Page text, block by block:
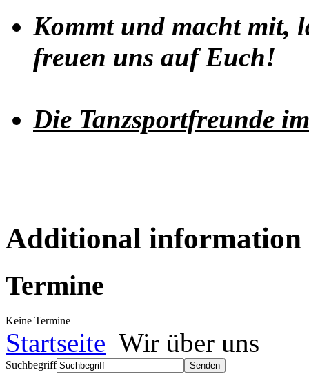
Kommt und macht mit,
freuen uns auf Euch!
Die Tanzsportfreunde
Additional information
Termine
Keine Termine
Startseite Wir über uns
Suchbegriff